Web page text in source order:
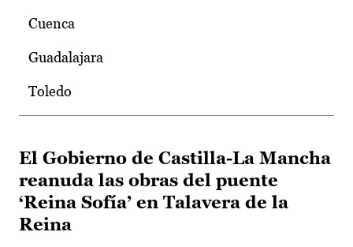
Cuenca
Guadalajara
Toledo
El Gobierno de Castilla-La Mancha
reanuda las obras del puente
‘Reina Sofía’ en Talavera de la
Reina